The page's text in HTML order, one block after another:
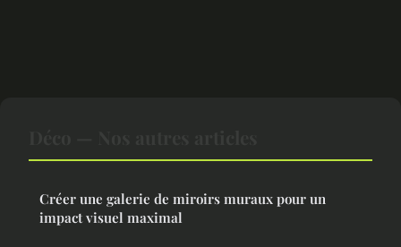
Créer une galerie de miroirs muraux pour un
impact visuel maximal